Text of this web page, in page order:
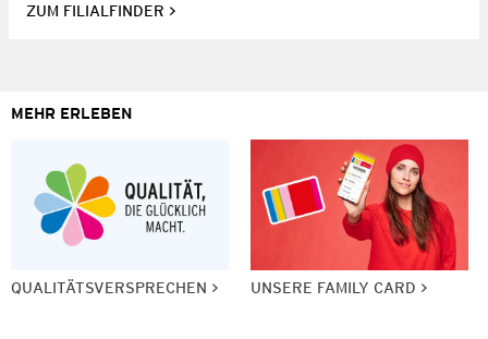
ZUM FILIALFINDER
MEHR ERLEBEN
QUALITÄTSVERSPRECHEN UNSERE FAMILY CARD